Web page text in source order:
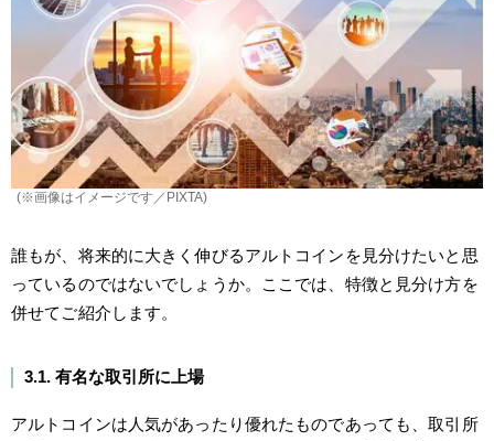
(※画像はイメージです／PIXTA)
誰もが、将来的に大きく伸びるアルトコインを見分けたいと思
っているのではないでしょうか。ここでは、特徴と見分け方を
併せてご紹介します。
3.1. 有名な取引所に上場
アルトコインは人気があったり優れたものであっても、取引所